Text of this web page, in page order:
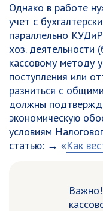
Однако в работе
учет с
параллельно
хоз. деятельности
кассовому методу
поступления или
разниться с
должны
экономическую
условиям
статью: → «Как